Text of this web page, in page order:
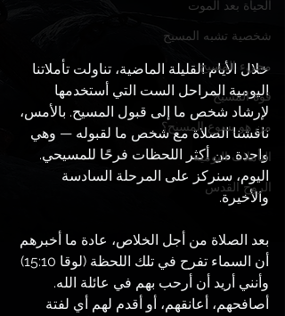
الحياة بعد الموت
شخصية تشبه المسيح
مجيء المسيح
قوة المسيح
من هو يسوع المسيح؟
التأملات اليومية
الروح القدس
خلال الأيام القليلة الماضية، تناولت تأملاتنا
اليومية المراحل الست التي أستخدمها
لإرشاد شخص ما إلى قبول المسيح. بالأمس،
ناقشنا الصلاة مع شخص ما لقبوله — وهي
واحدة من أكثر اللحظات فرحًا للمسيحي.
اليوم، سنركز على المرحلة السادسة
والأخيرة.
بعد الصلاة من أجل الخلاص، عادة ما أخبرهم
أن السماء تفرح في تلك اللحظة (لوقا 15:10)
وأنني أريد أن أرحب بهم في عائلة الله.
أصافحهم، أعانقهم، أو أقدم لهم أي لفتة